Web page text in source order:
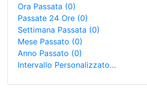
Ora Passata (0)
Passate 24 Ore (0)
Settimana Passata (0)
Mese Passato (0)
Anno Passato (0)
Intervallo Personalizzato…